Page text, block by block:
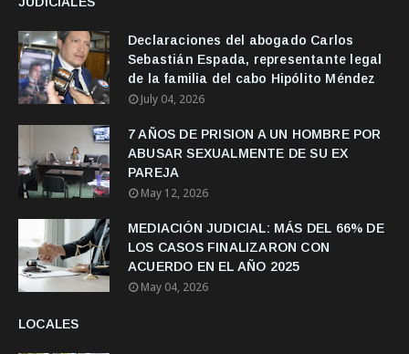
Declaraciones del abogado Carlos
Sebastián Espada, representante legal
de la familia del cabo Hipólito Méndez
July 04, 2026
7 AÑOS DE PRISION A UN HOMBRE POR
ABUSAR SEXUALMENTE DE SU EX
PAREJA
May 12, 2026
MEDIACIÓN JUDICIAL: MÁS DEL 66% DE
LOS CASOS FINALIZARON CON
ACUERDO EN EL AÑO 2025
May 04, 2026
LOCALES